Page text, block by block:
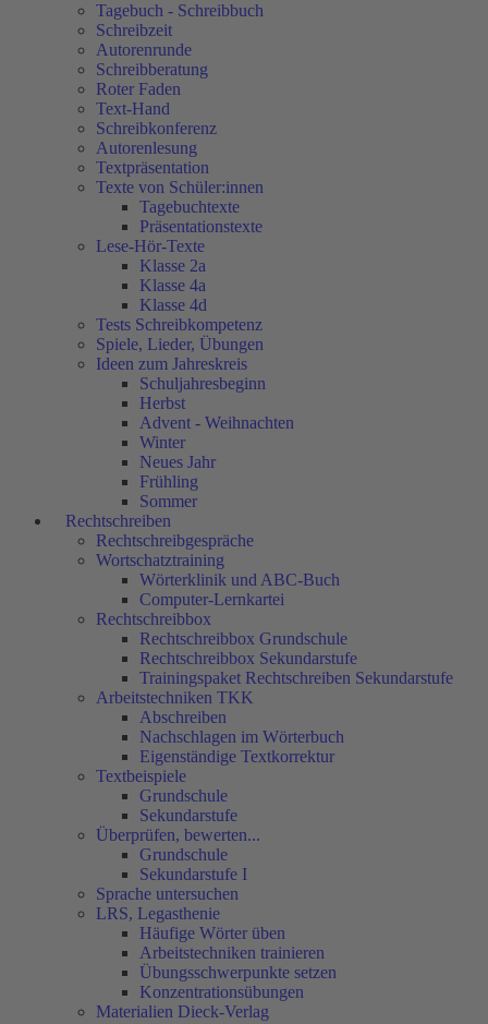
Tagebuch - Schreibbuch
Schreibzeit
Autorenrunde
Schreibberatung
Roter Faden
Text-Hand
Schreibkonferenz
Autorenlesung
Textpräsentation
Texte von Schüler:innen
Tagebuchtexte
Präsentationstexte
Lese-Hör-Texte
Klasse 2a
Klasse 4a
Klasse 4d
Tests Schreibkompetenz
Spiele, Lieder, Übungen
Ideen zum Jahreskreis
Schuljahresbeginn
Herbst
Advent - Weihnachten
Winter
Neues Jahr
Frühling
Sommer
Rechtschreiben
Rechtschreibgespräche
Wortschatztraining
Wörterklinik und ABC-Buch
Computer-Lernkartei
Rechtschreibbox
Rechtschreibbox Grundschule
Rechtschreibbox Sekundarstufe
Trainingspaket Rechtschreiben Sekundarstufe
Arbeitstechniken TKK
Abschreiben
Nachschlagen im Wörterbuch
Eigenständige Textkorrektur
Textbeispiele
Grundschule
Sekundarstufe
Überprüfen, bewerten...
Grundschule
Sekundarstufe I
Sprache untersuchen
LRS, Legasthenie
Häufige Wörter üben
Arbeitstechniken trainieren
Übungsschwerpunkte setzen
Konzentrationsübungen
Materialien Dieck-Verlag